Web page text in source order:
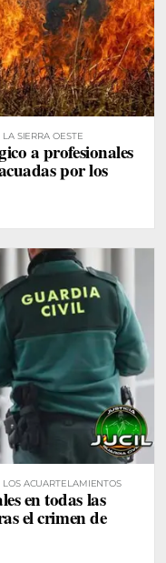
SIERRA OESTE
a profesionales
por los
ACUARTELAMIENTOS
en todas las
el crimen de